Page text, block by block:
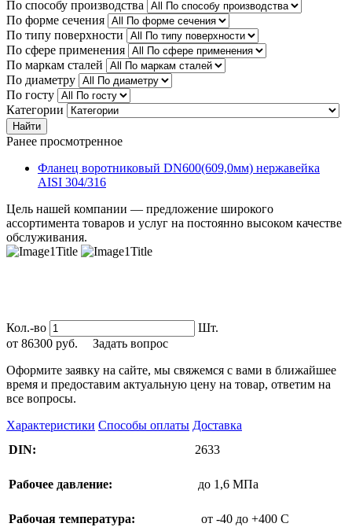
По способу производства
По форме сечения
По типу поверхности
По сфере применения
По маркам сталей
По диаметру
По госту
Категории
Найти
Ранее просмотренное
Фланец воротниковый DN600(609,0мм) нержавейка
AISI 304/316
Цель нашей компании — предложение широкого
ассортимента товаров и услуг на постоянно высоком качестве
обслуживания.
Кол.-во
Шт.
от 86300 руб.
Задать вопрос
Оформите заявку на сайте, мы свяжемся с вами в ближайшее
время и предоставим актуальную цену на товар, ответим на
все вопросы.
Характеристики Способы оплаты Доставка
DIN:
2633
Рабочее давление: до 1,6 МПа
Рабочая температура: от -40 до +400 C